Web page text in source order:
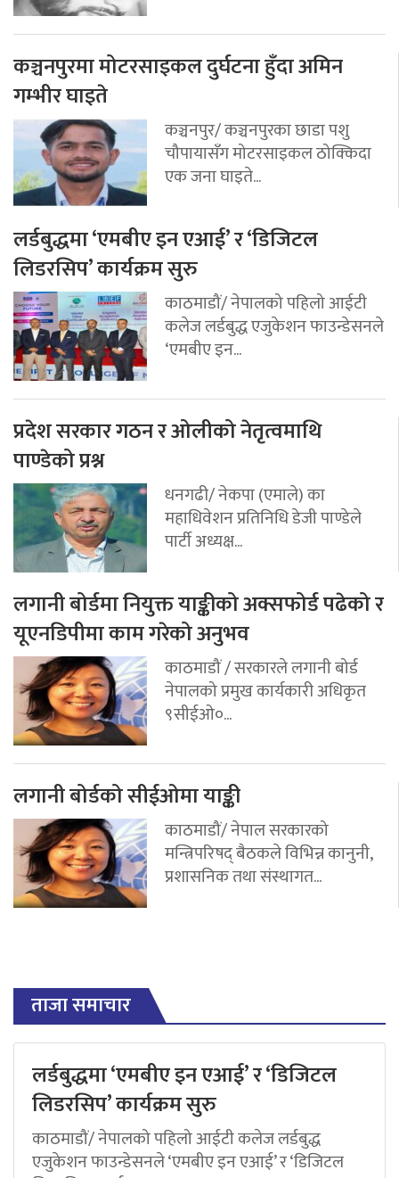
कञ्चनपुरमा मोटरसाइकल दुर्घटना हुँदा अमिन
गम्भीर घाइते
कञ्चनपुर/ कञ्चनपुरका छाडा पशु
चौपायासँग मोटरसाइकल ठोक्किदा
एक जना घाइते...
लर्डबुद्धमा ‘एमबीए इन एआई’ र ‘डिजिटल
लिडरसिप’ कार्यक्रम सुरु
काठमाडौं/ नेपालको पहिलो आईटी
कलेज लर्डबुद्ध एजुकेशन फाउन्डेसनले
‘एमबीए इन...
प्रदेश सरकार गठन र ओलीको नेतृत्वमाथि
पाण्डेको प्रश्न
धनगढी/ नेकपा (एमाले) का
महाधिवेशन प्रतिनिधि डेजी पाण्डेले
पार्टी अध्यक्ष...
लगानी बोर्डमा नियुक्त याङ्कीको अक्सफोर्ड पढेको र
यूएनडिपीमा काम गरेको अनुभव
काठमाडौं / सरकारले लगानी बोर्ड
नेपालको प्रमुख कार्यकारी अधिकृत
९सीईओ०...
लगानी बोर्डको सीईओमा याङ्की
काठमाडौं/ नेपाल सरकारको
मन्त्रिपरिषद् बैठकले विभिन्न कानुनी,
प्रशासनिक तथा संस्थागत...
ताजा समाचार
लर्डबुद्धमा ‘एमबीए इन एआई’ र ‘डिजिटल
लिडरसिप’ कार्यक्रम सुरु
काठमाडौं/ नेपालको पहिलो आईटी कलेज लर्डबुद्ध
एजुकेशन फाउन्डेसनले ‘एमबीए इन एआई’ र ‘डिजिटल